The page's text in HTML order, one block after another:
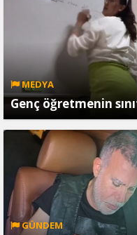
MEDYA
Genç öğretmenin
GÜNDEM